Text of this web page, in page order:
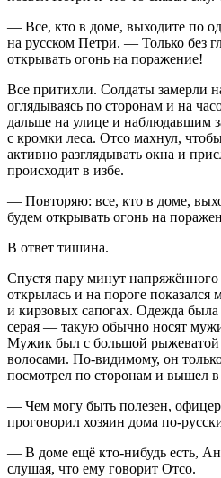
— Все, кто в доме, выходите по
на русском Петри. — Только без
открывать огонь на поражение!
Все притихли. Солдаты замерли
оглядываясь по сторонам и на
дальше на улице и наблюдавшим
с кромки леса. Отсо махнул,
активно разглядывать окна и
происходит в избе.
— Повторяю: все, кто в доме,
будем открывать огонь на
В ответ тишина.
Спустя пару минут
открылась и на пороге
и кирзовых сапогах. Одежда
серая — такую обычно носят
Мужик был с большой рыжеватой
волосами. По-видимому, он
посмотрел по сторонам и вышел
— Чем могу быть полезен,
проговорил хозяин дома по-
— В доме ещё кто-нибудь есть,
слушая, что ему говорит Отсо.